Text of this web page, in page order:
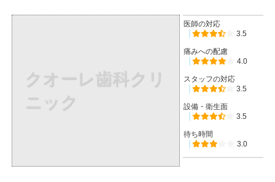
クオーレ歯科クリ
ニック
医師の対応
3.5
痛みへの配慮
4.0
スタッフの対応
3.5
設備・衛生面
3.5
待ち時間
3.0